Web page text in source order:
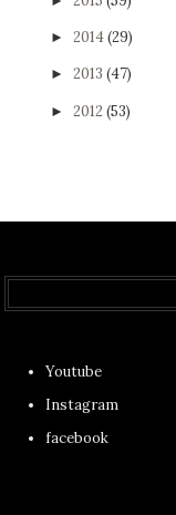
► 2014(29)
► 2013 (47)
► 2012 (53)
Youtube
Instagram
facebook